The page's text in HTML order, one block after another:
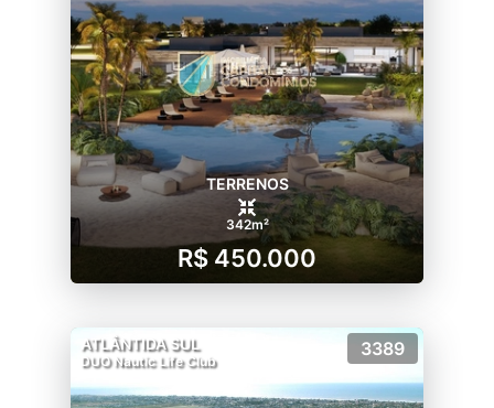
TERRENOS
342m²
R$ 450.000
ATLÂNTIDA SUL
DUO Nautic Life Club
3389